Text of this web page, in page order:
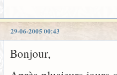
29-06-2005 00:43
Bonjour,